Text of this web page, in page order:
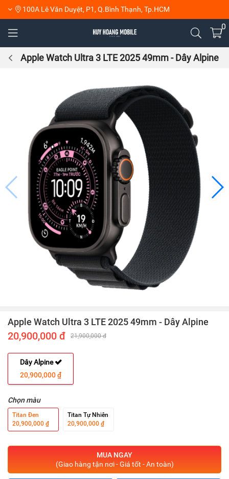
100A Lê Văn Duyệt, P1, Q.Bình Thạnh, Tp.HCM
0
Apple Watch Ultra 3 LTE 2025 49mm - Dây Alpine
Apple Watch Ultra 3 LTE 2025 49mm - Dây Alpine
20,900,000 đ 21,900,000 đ
Dây Alpine
20,900,000 ₫
Chọn màu
Titan Đen
20,900,000 ₫
Titan Tự Nhiên
20,900,000 ₫
MUA NGAY
(Giao hàng tận nơi - Giá tốt - An toàn)